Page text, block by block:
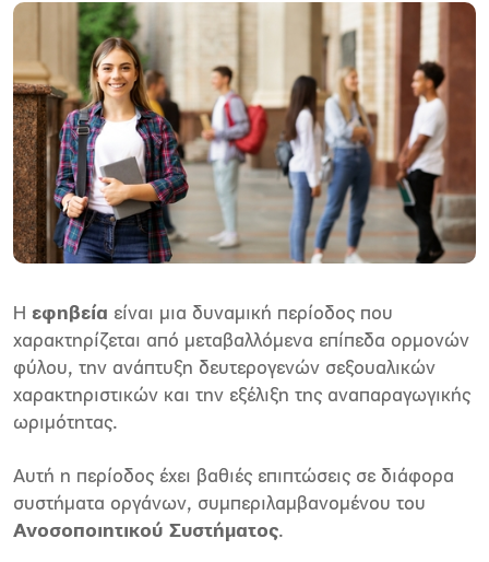
Η εφηβεία είναι μια δυναμική περίοδος που
χαρακτηρίζεται από μεταβαλλόμενα επίπεδα ορμονών
φύλου, την ανάπτυξη δευτερογενών σεξουαλικών
χαρακτηριστικών και την εξέλιξη της αναπαραγωγικής
ωριμότητας.
Αυτή η περίοδος έχει βαθιές επιπτώσεις σε διάφορα
συστήματα οργάνων, συμπεριλαμβανομένου του
Ανοσοποιητικού Συστήματος.